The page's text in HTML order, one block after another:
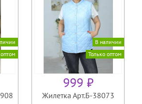
В наличии
Только оптом
999 ₽
Жилетка Арт.Б-38073